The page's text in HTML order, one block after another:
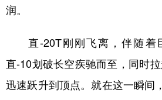
多语种频道
English Español
润。
直-20T刚刚飞离，伴随着
直-10划破长空疾驰而至，同时拉
迅速跃升到顶点。就在这一瞬间